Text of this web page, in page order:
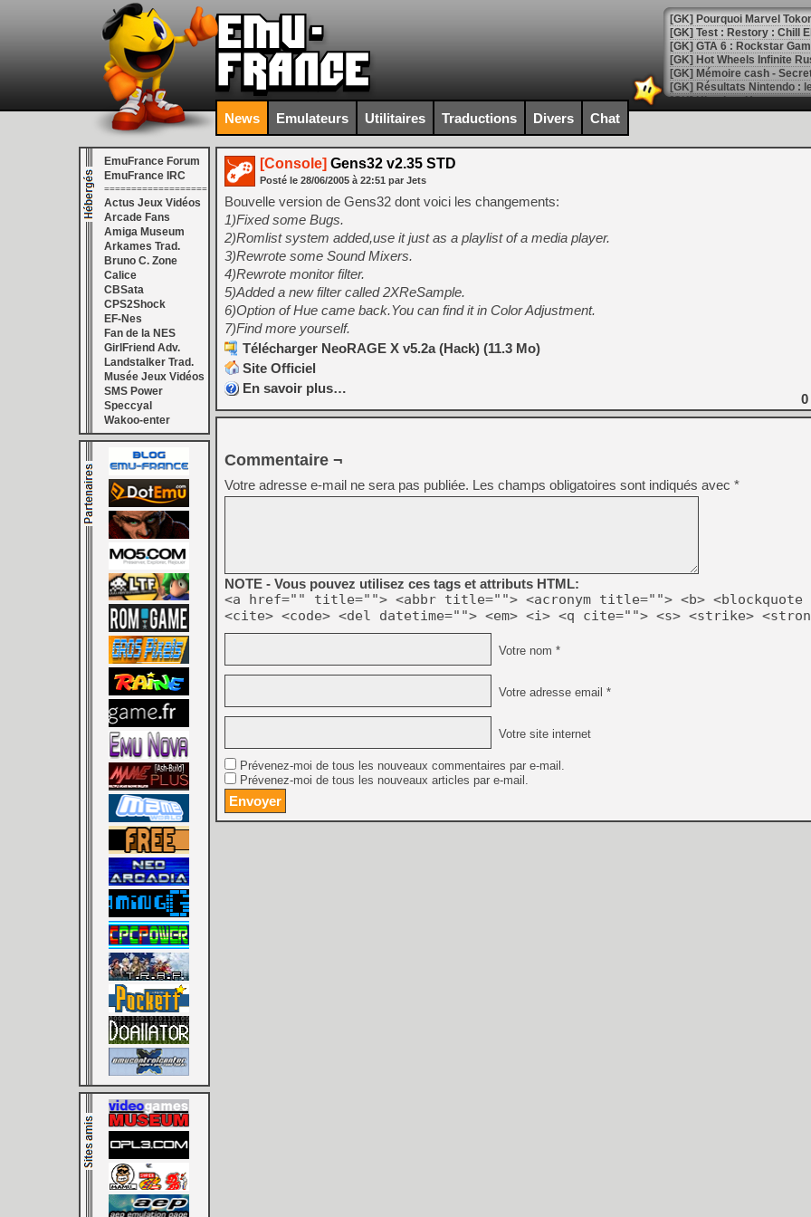
[GK] Pourquoi Marvel
[GK] Test : Restory : Chill
[GK] GTA 6 : Rockstar
[GK] Hot Wheels Infinite
[GK] Mémoire cash -
[GK] Résultats Nintendo :
[GK] Déjà des
[Mo5] Brickboy cherche à
[GK] Minecraft et ses «
[GK] Beast of
[GK] Ubisoft : fin de partie
[GK] Mémoire cash -
[GK] Dan Houser (GTA)
[GK] Comment EA Sports
[GK] Crimson Moon : un
[GK] Isle of Reveries : le
[GK] Moonlighter 2 : The
[GK] Capcom relance
[Mo5] Deux inédits du
[GK] Le beat'em up The
[GK] Endless Legend 2 :
[LS] [PS5] Le WebKit
[GK] Oubliez Crazy Taxi,
[LS] [Switch] NSZ 5.0.0
[GK] No More Room in
[GK] Un chatbot Atelier
[GK] Mémoire cash -
[GK] Nvidia : le prix des
[GK] Suikoden Star Leap
[Mo5] La mini borne
News Emulateurs Utilitaires Traductions Divers Chat
EmuFrance Forum
EmuFrance IRC
===================
Actus Jeux Vidéos
Arcade Fans
Amiga Museum
Arkames Trad.
Bruno C. Zone
Calice
CBSata
CPS2Shock
EF-Nes
Fan de la NES
GirlFriend Adv.
Landstalker Trad.
Musée Jeux Vidéos
SMS Power
Speccyal
Wakoo-enter
[Console] Gens32 v2.35 STD
Posté le 28/06/2005 à 22:51 par Jets
Bouvelle version de Gens32 dont voici les changements:
1)Fixed some Bugs.
2)Romlist system added,use it just as a playlist of a media player.
3)Rewrote some Sound Mixers.
4)Rewrote monitor filter.
5)Added a new filter called 2XReSample.
6)Option of Hue came back.You can find it in Color Adjustment.
7)Find more yourself.
Télécharger NeoRAGE X v5.2a (Hack) (11.3 Mo)
Site Officiel
En savoir plus…
0
Commentaire ¬
Votre adresse e-mail ne sera pas publiée. Les champs obligatoires sont indiqués avec *
NOTE - Vous pouvez utilisez ces tags et attributs HTML:
<a href="" title=""> <abbr title=""> <acronym title=""> <b> <blockquote
<cite> <code> <del datetime=""> <em> <i> <q cite=""> <s> <strike>
Votre nom *
Votre adresse email *
Votre site internet
Prévenez-moi de tous les nouveaux commentaires par e-mail.
Prévenez-moi de tous les nouveaux articles par e-mail.